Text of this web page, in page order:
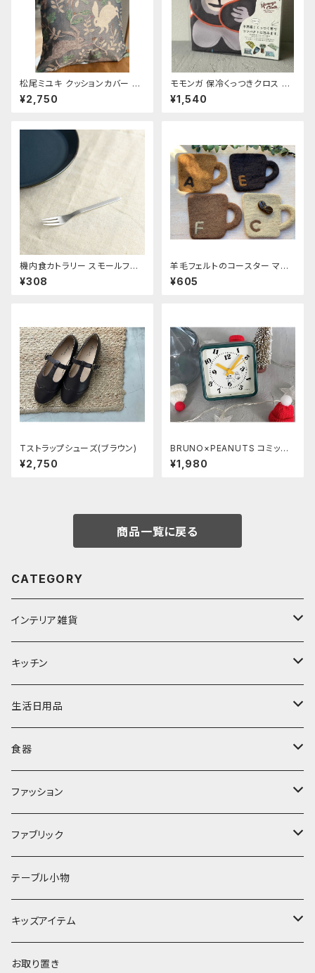
松尾ミユキ クッションカバー 【T
hree Rabbit】
¥2,750
モモンガ 保冷くっつきクロス ゴ
リ
¥1,540
機内食カトラリー スモールフォ
ーク
¥308
羊毛フェルトのコースター マ
グ〜C A F E〜
¥605
Tストラップシューズ(ブラウン)
¥2,750
BRUNO×PEANUTS コミック
アラームクロック《FROAT》
¥1,980
商品一覧に戻る
CATEGORY
インテリア雑貨
置物・オブジェ
ミラー
ぬいぐるみ
時計
フラワーベース
ランプ
キッチン
水筒・マグ
カトラリー
食器
その他
生活日用品
タオル・ハンカチ
キッチンクロス
その他
食器
コップ・マグカップ
プレート
ボウル
お茶碗
汁椀・丼ぶり
ファッション
バッグ
エプロン
財布・ポーチ
雨傘・日傘
ファブリック
タオル
クッションカバー
スローケット
テーブル小物
キッズアイテム
靴
お取り置き